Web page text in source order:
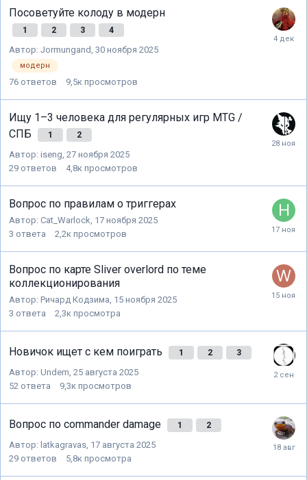
Посоветуйте колоду в модерн
1 2 3 4
Автор: Jormungand 30 ноября 2025
модерн
76 ответов 9,5к просмотров
Ищу 1–3 человека для регулярных игр MTG /
СПБ
1 2
Автор: iseng, 27 ноября 2025
29 ответов 4,8к просмотров
Вопрос по правилам о триггерах
Автор: Cat_Warlock, 17 ноября 2025
3 ответа 2,2к просмотров
Вопрос по карте Sliver overlord по теме
коллекционирования
Автор: Ричард Кодзима, 15 ноября 2025
3 ответа 2,3к просмотра
Новичок ищет с кем поиграть 1 2 3
Автор: Undem, 25 августа 2025
52 ответа 9,3к просмотров
Вопрос по commander damage 1 2
Автор: latkagravas, 17 августа 2025
29 ответов 5,8к просмотра